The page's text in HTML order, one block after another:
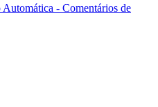
- Comentários de